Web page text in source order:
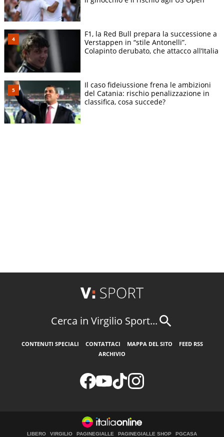
F1, la Red Bull prepara la successione a
Verstappen in “stile Antonelli”.
Colapinto derubato, che attacco all’Italia
Il caso fideiussione frena le ambizioni
del Catania: rischio penalizzazione in
classifica, cosa succede?
Cerca in Virgilio Sport...
CONTENUTI SPECIALI CONTATTACI MAPPA DEL SITO
FEED RSS
ARCHIVIO
LIBERO VIRGILIO PAGINEGIALLE PAGINEGIALLE SHOP PGCASA